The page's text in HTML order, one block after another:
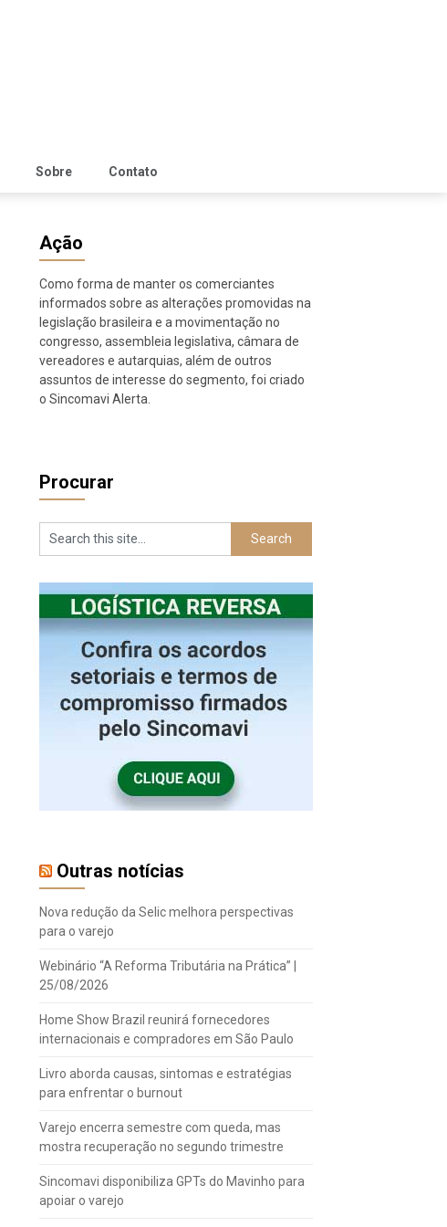
Sobre Contato
Ação
Como forma de manter os comerciantes
informados sobre as alterações promovidas na
legislação brasileira e a movimentação no
congresso, assembleia legislativa, câmara de
vereadores e autarquias, além de outros
assuntos de interesse do segmento, foi criado
o Sincomavi Alerta.
Procurar
Outras notícias
Nova redução da Selic melhora perspectivas
para o varejo
Webinário “A Reforma Tributária na Prática” |
25/08/2026
Home Show Brazil reunirá fornecedores
internacionais e compradores em São Paulo
Livro aborda causas, sintomas e estratégias
para enfrentar o burnout
Varejo encerra semestre com queda, mas
mostra recuperação no segundo trimestre
Sincomavi disponibiliza GPTs do Mavinho para
apoiar o varejo